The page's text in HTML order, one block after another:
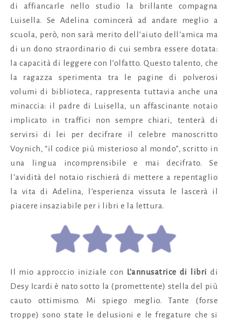
di affiancarle nello studio la brillante compagna
Luisella. Se Adelina comincerà ad andare meglio a
scuola, però, non sarà merito dell’aiuto dell’amica ma
di un dono straordinario di cui sembra essere dotata:
la capacità di leggere con l’olfatto. Questo talento, che
la ragazza sperimenta tra le pagine di polverosi
volumi di biblioteca, rappresenta tuttavia anche una
minaccia: il padre di Luisella, un affascinante notaio
implicato in traffici non sempre chiari, tenterà di
servirsi di lei per decifrare il celebre manoscritto
Voynich, “il codice più misterioso al mondo”, scritto in
una lingua incomprensibile e mai decifrato. Se
l’avidità del notaio rischierà di mettere a repentaglio
la vita di Adelina, l’esperienza vissuta le lascerà il
piacere insaziabile per i libri e la lettura.
Il mio approccio iniziale con L'annusatrice di libri di
Desy Icardi è nato sotto la (promettente) stella del più
cauto ottimismo. Mi spiego meglio. Tante (forse
troppe) sono state le delusioni e le fregature che si